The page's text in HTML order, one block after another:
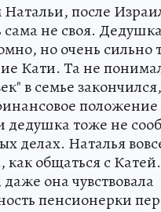
Натальи, после
сама не своя.
но очень сильно
Кати. Та не
в семье
положение
дедушка тоже не
делах. Наталья
общаться с
она чувствовала
пенсионерки